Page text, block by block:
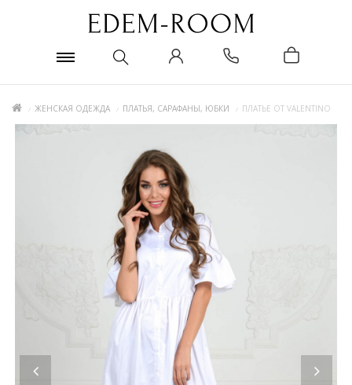
ЖЕНСКАЯ ОДЕЖДА ПЛАТЬЯ, САРАФАНЫ, ЮБКИ ПЛАТЬЕ ОТ VALENTINO